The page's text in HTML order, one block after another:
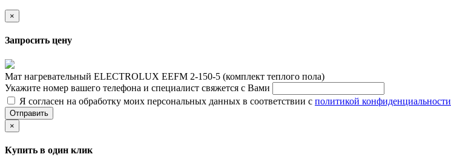
×
Запросить цену
Мат нагревательный ELECTROLUX EEFM 2-150-5 (комплект теплого пола)
Укажите номер вашего телефона и специалист свяжется с Вами
Я согласен на обработку моих персональных данных в соответствии с политикой конфиденциальности
Отправить
×
Купить в один клик